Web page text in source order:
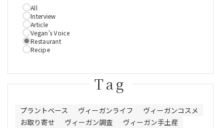
All
Interview
Article
Vegan’s Voice
Restaurant
Recipe
Tag
プラントベース ヴィーガンライフ
ヴィーガンコスメ
お取り寄せ
ヴィーガン調査
ヴィーガン手土産